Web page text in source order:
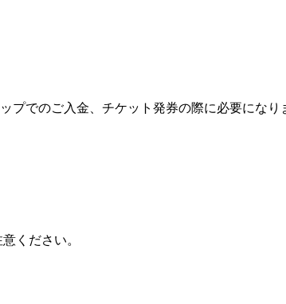
でのご入金、チケット発券の際に必要になり
ください。